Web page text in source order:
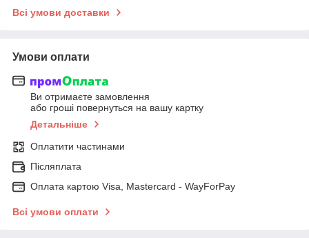
Всі умови доставки
Умови оплати
Ви отримаєте замовлення
або гроші повернуться на вашу картку
Детальніше
Оплатити частинами
Післяплата
Оплата картою Visa, Mastercard - WayForPay
Всі умови оплати